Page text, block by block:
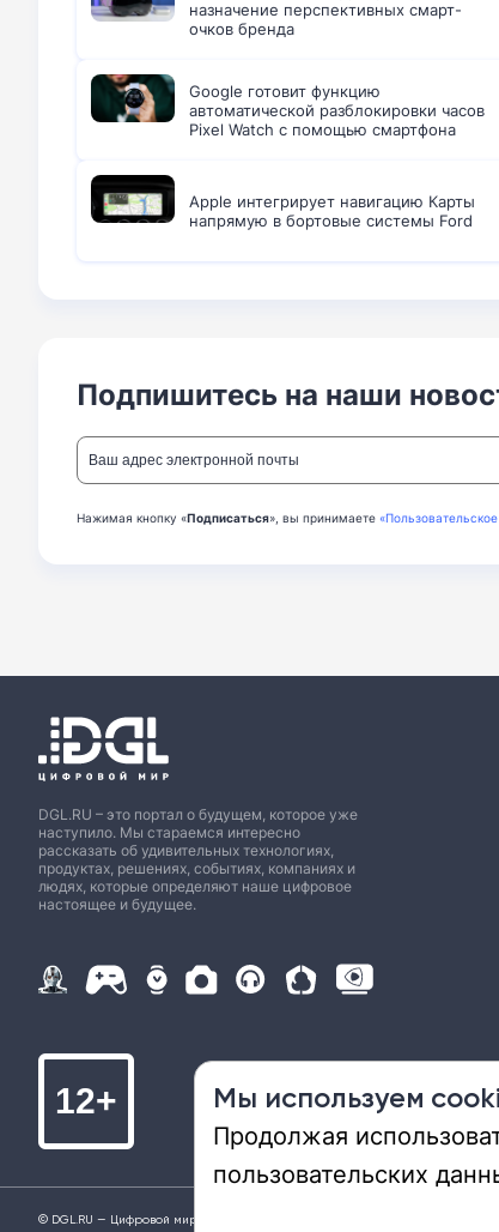
назначение перспективных смарт-
очков бренда
Google готовит функцию
автоматической разблокировки часов
Pixel Watch с помощью смартфона
Apple интегрирует навигацию Карты
напрямую в бортовые системы Ford
Подпишитесь на наши
Нажимая кнопку «Подписаться», вы принимаете
DGL.RU – это портал о будущем, которое уже
наступило. Мы стараемся интересно
рассказать об удивительных технологиях,
продуктах, решениях, событиях, компаниях и
людях, которые определяют наше цифровое
настоящее и будущее.
12+
© DGL.RU — Цифровой мир, 2015—2026
Мы используем
Продолжая
пользовательских